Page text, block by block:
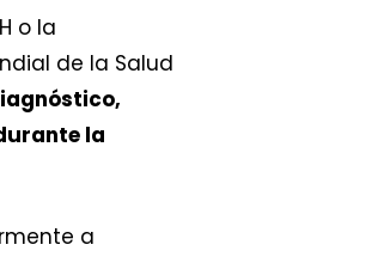
o la
de la Salud
la
a